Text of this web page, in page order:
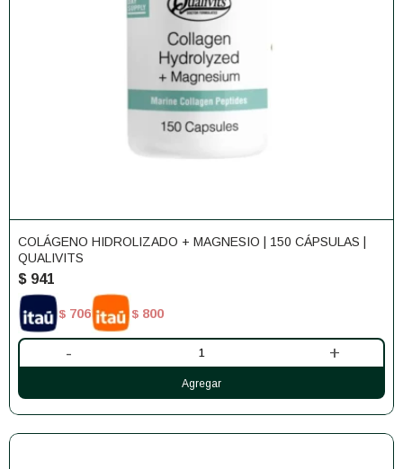
COLÁGENO HIDROLIZADO + MAGNESIO | 150 CÁPSULAS |
QUALIVITS
$ 941
$ 706 $ 800
- +